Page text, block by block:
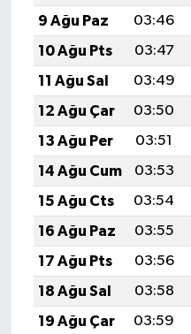
9 Ağu Paz
03:46
10 Ağu Pts
03:47
11 Ağu Sal
03:49
12 Ağu Çar
03:50
13 Ağu Per
03:51
14 Ağu Cum
03:53
15 Ağu Cts
03:54
16 Ağu Paz
03:55
17 Ağu Pts
03:56
18 Ağu Sal
03:58
19 Ağu Çar
03:59